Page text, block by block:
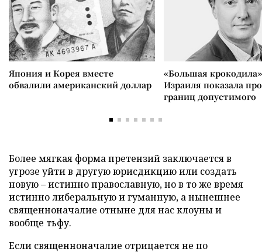
Япония и Корея вместе
обвалили американский доллар
«Большая
Израиля показала
границ допустимого
Более мягкая форма претензий заключается в
угрозе уйти в другую юрисдикцию или создать
новую – истинно православную, но в то же время
истинно либеральную и гуманную, а нынешнее
священноначалие отныне для нас клоуны и
вообще тьфу.
Если священноначалие отрицается не по